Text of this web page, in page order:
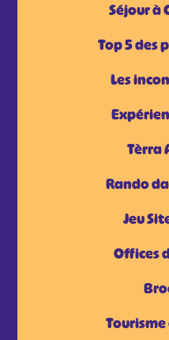
Séjour à
Top 5 des
Les
Tèrra
Rando
Jeu
Offices